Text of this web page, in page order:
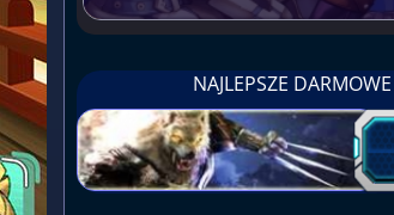
NAJLEPSZE